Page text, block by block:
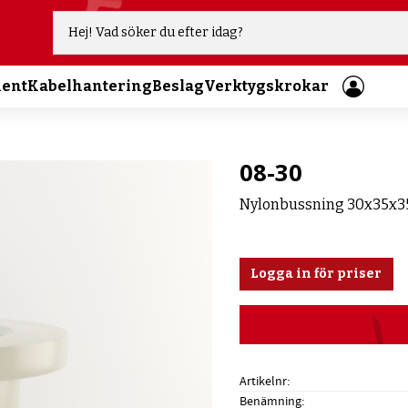
KabelhanteringBeslagVerktygskrokar
08-30
Nylonbussning
Logga in för priser
Artikelnr
Benämning